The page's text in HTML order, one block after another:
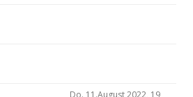
Do. 11.August 2022, 19